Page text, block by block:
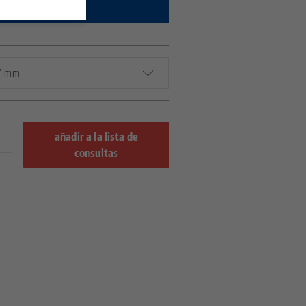
y disponibilidad.
mm
añadir a la lista de
consultas